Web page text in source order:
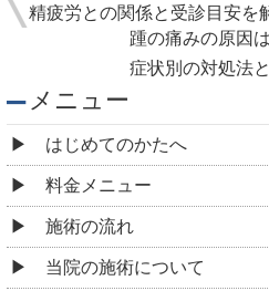
精疲労との関係と受診目安を
踵の痛みの原因
症状別の対処法
メニュー
はじめてのかたへ
料金メニュー
施術の流れ
当院の施術について